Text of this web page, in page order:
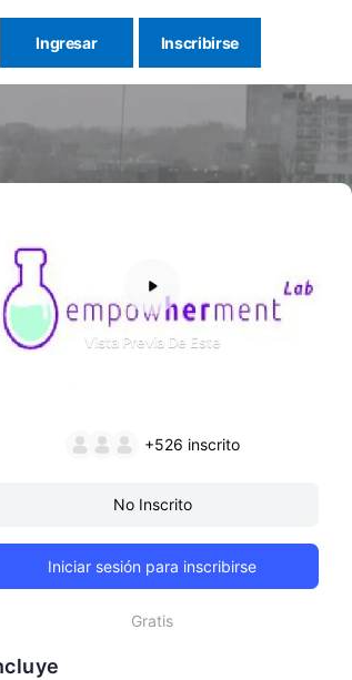
Ingresar Inscribirse
Vista Previa De Este
+526 inscrito
No Inscrito
Iniciar sesión para inscribirse
Gratis